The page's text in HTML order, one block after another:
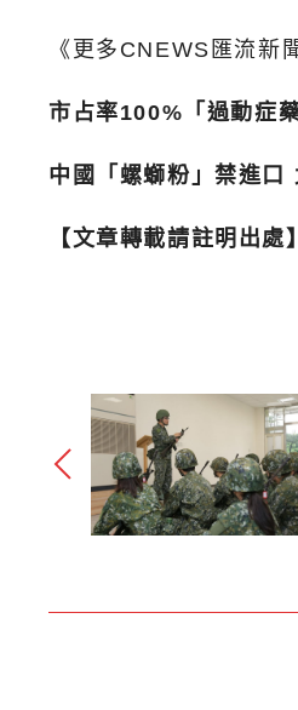
《更多CNEWS匯流新
市占率100%「過動症
中國「螺螄粉」禁進口
【文章轉載請註明出處】